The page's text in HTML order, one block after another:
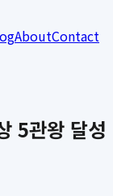
AboutContact
5관왕 달성